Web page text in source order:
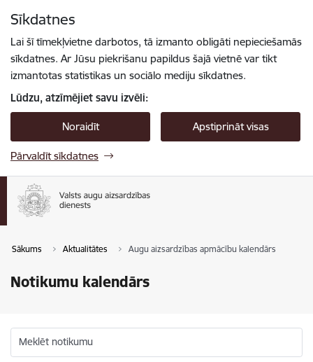
Sīkdatnes
Lai šī tīmekļvietne darbotos, tā izmanto obligāti nepieciešamās
sīkdatnes. Ar Jūsu piekrišanu papildus šajā vietnē var tikt
izmantotas statistikas un sociālo mediju sīkdatnes.
Lūdzu, atzīmējiet savu izvēli:
Noraidīt Apstiprināt visas
Pārvaldīt sīkdatnes
Sākums Aktualitātes Augu aizsardzības apmācību kalendārs
Notikumu kalendārs
Meklēt notikumu